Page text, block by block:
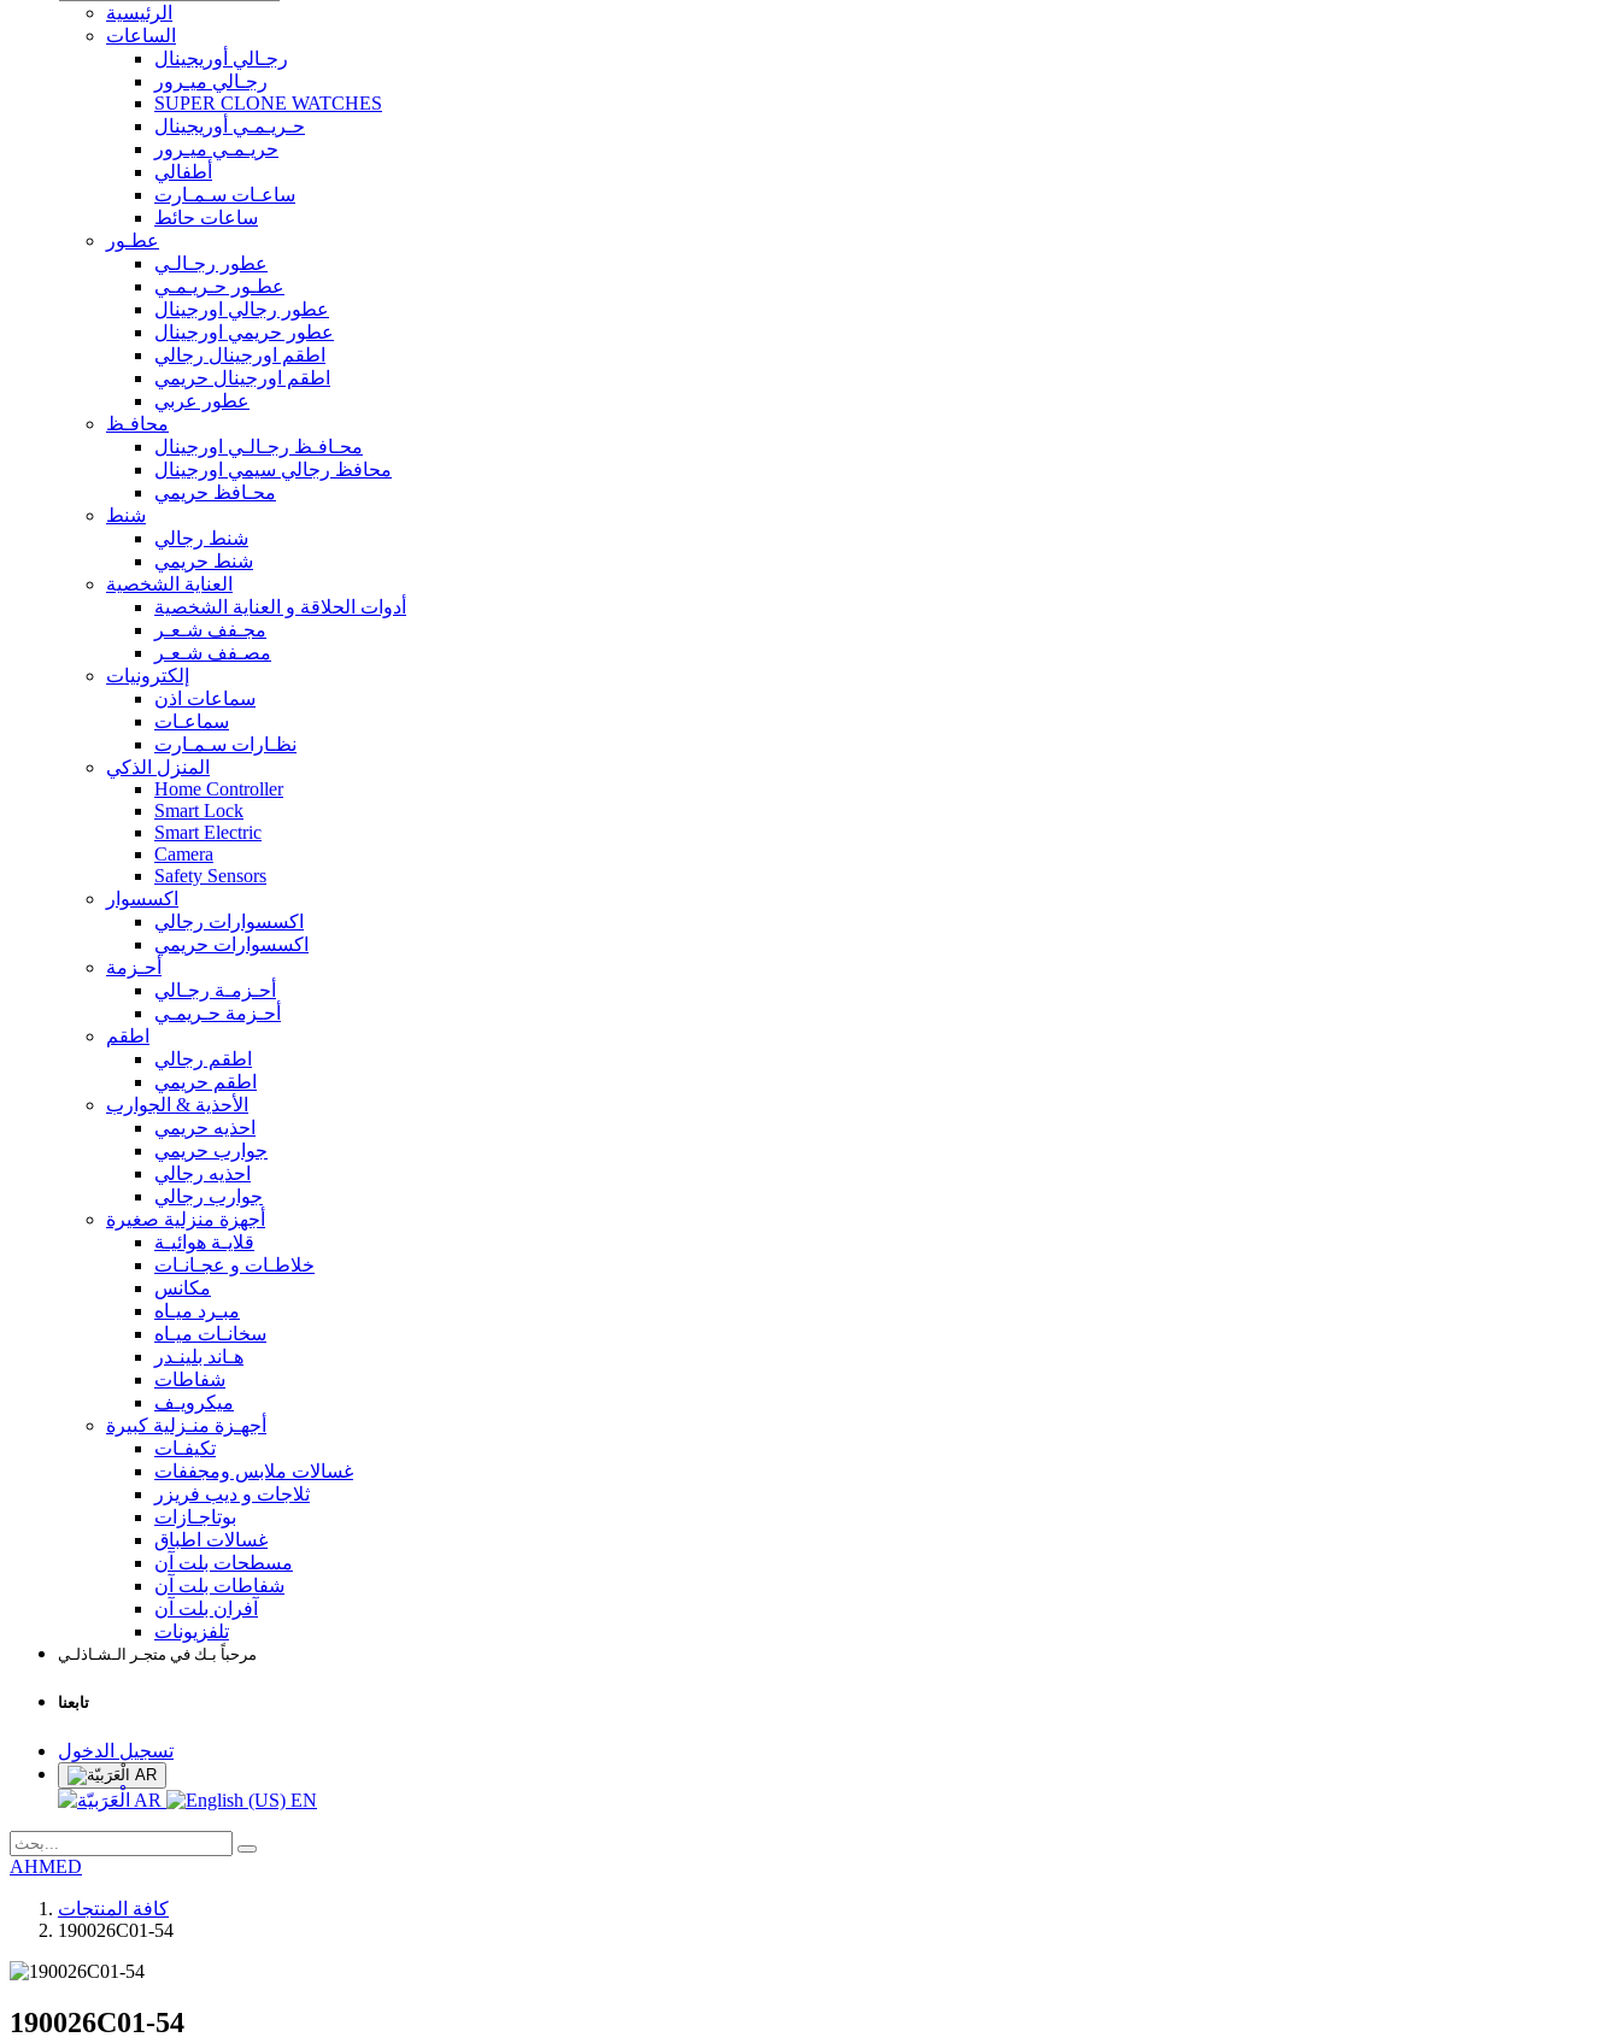
الرئيسية
الساعات
رجـالي أوريجينال
رجـالي ميـرور
SUPER CLONE WATCHES
حـريـمـي أوريجينال
حريـمـي ميـرور
أطفالي
ساعـات سـمـارت
ساعات حائط
عطـور
عطور رجـالـي
عطـور حـريـمـي
عطور رجالي اورجينال
عطور حريمي اورجينال
اطقم اورجينال رجالي
اطقم اورجينال حريمي
عطور عربي
محافـظ
محـافـظ رجـالـي اورجينال
محافظ رجالي سيمي اورجينال
محـافظ حريمي
شنط
شنط رجالي
شنط حريمي
العناية الشخصية
أدوات الحلاقة و العناية الشخصية
مجـفف شـعـر
مصـفف شـعـر
إلكترونيات
سماعات اذن
سماعـات
نظـارات سـمـارت
المنزل الذكي
Home Controller
Smart Lock
Smart Electric
Camera
Safety Sensors
اكسسوار
اكسسوارات رجالي
اكسسوارات حريمي
أحـزمة
أحـزمـة رجـالي
أحـزمة حـريمـي
اطقم
اطقم رجالي
اطقم حريمي
الأحذية & الجوارب
احذيه حريمي
جوارب حريمي
احذيه رجالي
جوارب رجالي
أجهزة منزلية صغيرة
قلايـة هوائيـة
خلاطـات و عجـانـات
مكانس
مبـرد ميـاه
سخانـات ميـاه
هـاند بلينـدر
شفاطات
ميكرويـف
أجهـزة منـزلية كبيرة
تكيفـات
غسالات ملابس ومجففات
ثلاجات و ديب فريزر
بوتاجـازات
غسالات اطباق
مسطحات بلت آن
شفاطات بلت آن
آفران بلت آن
تلفزيونات
مرحباً بـك في متجـر الـشـاذلـي
تابعنا
تسجيل الدخول
AR
AR EN
AHMED
كافة المنتجات
190026C01-54
190026C01-54